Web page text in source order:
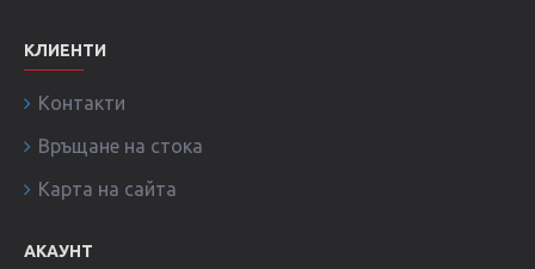
КЛИЕНТИ
Контакти
Връщане на стока
Карта на сайта
АКАУНТ